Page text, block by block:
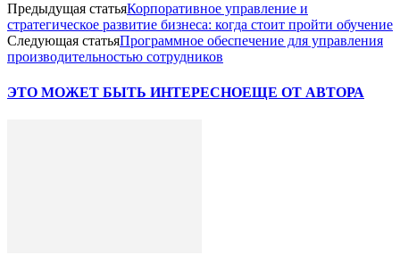
Предыдущая статьяКорпоративное управление и
стратегическое развитие бизнеса: когда стоит пройти обучение
Следующая статьяПрограммное обеспечение для управления
производительностью сотрудников
ЭТО МОЖЕТ БЫТЬ ИНТЕРЕСНОЕЩЕ ОТ АВТОРА